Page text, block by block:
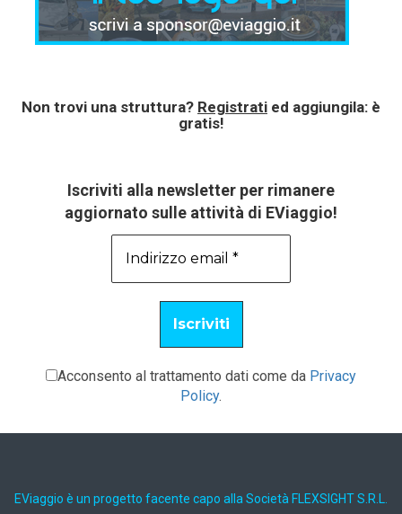
Non trovi una struttura? Registrati ed aggiungila: è
gratis!
Iscriviti alla newsletter per rimanere
aggiornato sulle attività di EViaggio!
Acconsento al trattamento dati come da Privacy
Policy.
EViaggio è un progetto facente capo alla Società FLEXSIGHT S.R.L.